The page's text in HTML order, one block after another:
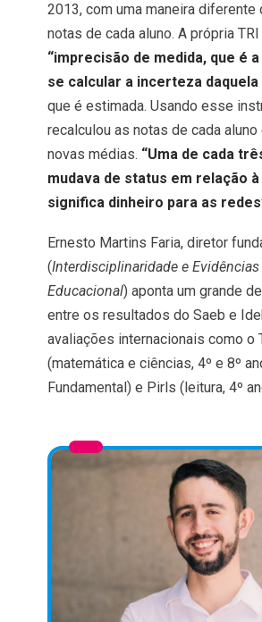
2013, com uma maneira diferente
notas de cada aluno. A própria
“imprecisão de medida, que é
se calcular a incerteza
que é estimada. Usando esse
recalculou as notas de cada aluno
novas médias. “Uma de cada
mudava de status em relação
significa dinheiro para as
Ernesto Martins Faria, diretor
(Interdisciplinaridade e Evidências
Educacional) aponta um grande
entre os resultados do Saeb e
avaliações internacionais como o
(matemática e ciências, 4º e 8º
Fundamental) e Pirls (leitura, 4º